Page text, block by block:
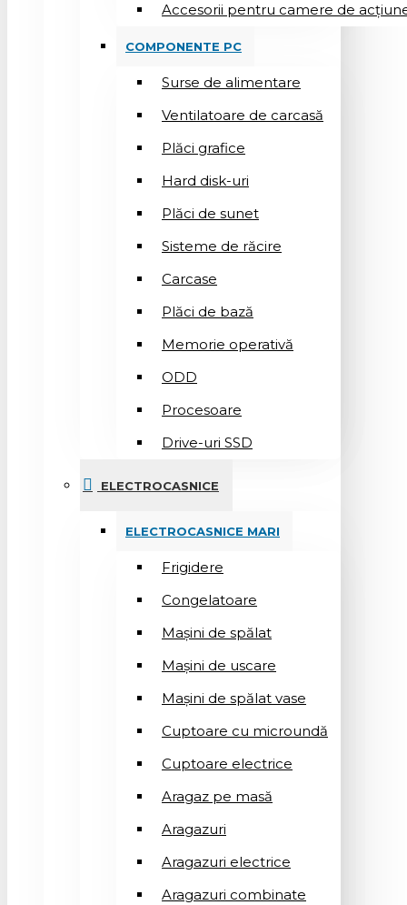
Accesorii pentru camere de
COMPONENTE PC
Surse de alimentare
Ventilatoare de carcasă
Plăci grafice
Hard disk-uri
Plăci de sunet
Sisteme de răcire
Carcase
Plăci de bază
Memorie operativă
ODD
Procesoare
Drive-uri SSD
ELECTROCASNICE
ELECTROCASNICE MARI
Frigidere
Congelatoare
Mașini de spălat
Mașini de uscare
Mașini de spălat vase
Cuptoare cu microundă
Cuptoare electrice
Aragaz pe masă
Aragazuri
Aragazuri electrice
Aragazuri combinate